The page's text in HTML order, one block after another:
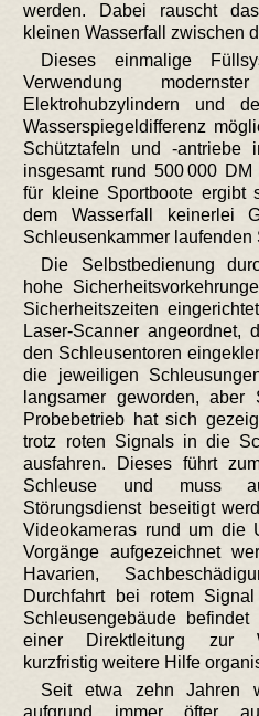
werden. Dabei rauscht
kleinen Wasserfall zwischen
Dieses einmalige
Verwendung
Elektrohubzylindern und
Wasserspiegeldifferenz
Schütztafeln und -antriebe
insgesamt rund 500 000
für kleine Sportboote ergibt
dem Wasserfall keinerlei
Schleusenkammer laufenden
Die Selbstbedienung
hohe
Sicherheitszeiten
Laser-Scanner angeordnet,
den Schleusentoren
die jeweiligen
langsamer geworden,
Probebetrieb hat sich
trotz roten Signals in die
ausfahren. Dieses führt
Schleuse und muss
Störungsdienst beseitigt
Videokameras rund um die
Vorgänge aufgezeichnet
Havarien,
Durchfahrt bei rotem
Schleusengebäude
einer Direktleitung zur
kurzfristig weitere Hilfe
Seit etwa zehn Jahren
aufgrund immer öfter